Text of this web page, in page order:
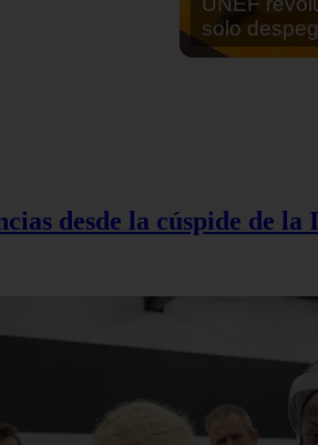
cocinar sus
desde la cúspide de